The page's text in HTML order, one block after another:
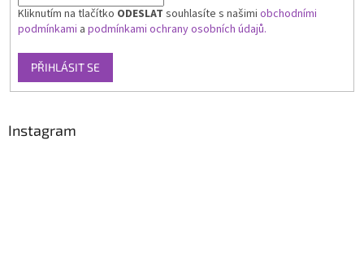
Kliknutím na tlačítko ODESLAT souhlasíte s našimi obchodními
podmínkami a podmínkami ochrany osobních údajů.
PŘIHLÁSIT SE
Instagram